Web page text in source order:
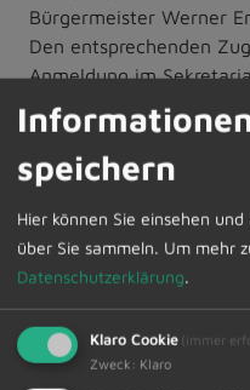
Bürgermeister Werner
Den entsprechenden
Anmeldung im
Die vorab telefonische
Anforderung des
Sprechstunde können
08374/58200
Zur Übersicht
speichern
Hier können Sie einsehen
über Sie sammeln. Um mehr
Datenschutzerklärung.
Klaro Cookie (immer
Zweck : Klaro